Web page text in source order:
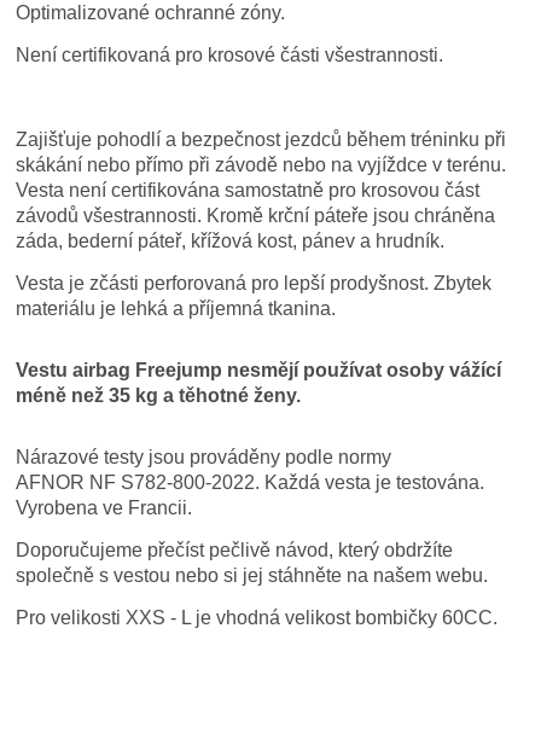
Optimalizované ochranné zóny.
Není certifikovaná pro krosové části všestrannosti.
Zajišťuje pohodlí a bezpečnost jezdců během tréninku při
skákání nebo přímo při závodě nebo na vyjíždce v terénu.
Vesta není certifikována samostatně pro krosovou část
závodů všestrannosti. Kromě krční páteře jsou chráněna
záda, bederní páteř, křížová kost, pánev a hrudník.
Vesta je zčásti perforovaná pro lepší prodyšnost. Zbytek
materiálu je lehká a příjemná tkanina.
Vestu airbag Freejump nesmějí používat osoby vážící
méně než35 kgatěhotné ženy.
Nárazové testy jsou prováděny podle normy
AFNOR NF S782-800-2022. Každá vesta je testována.
Vyrobena ve Francii.
Doporučujeme přečíst pečlivě návod, který obdržíte
společně s vestou nebo si jej stáhněte na našem webu.
Pro velikosti XXS - L je vhodná velikost bombičky 60CC.